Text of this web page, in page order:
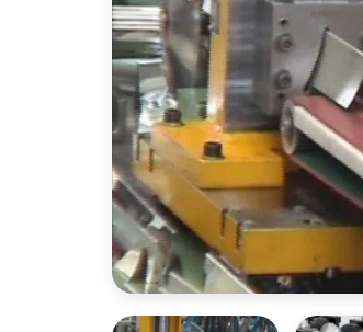
ОТКРЫТЬ ФОТОГАЛЕРЕЮ